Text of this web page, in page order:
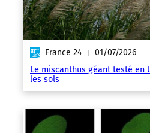
France 24 | 01/07/2026
Le miscanthus géant testé
les sols